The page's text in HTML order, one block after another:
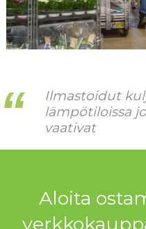
Ilmastoidut
lämpötiloissa
vaativat
Aloita